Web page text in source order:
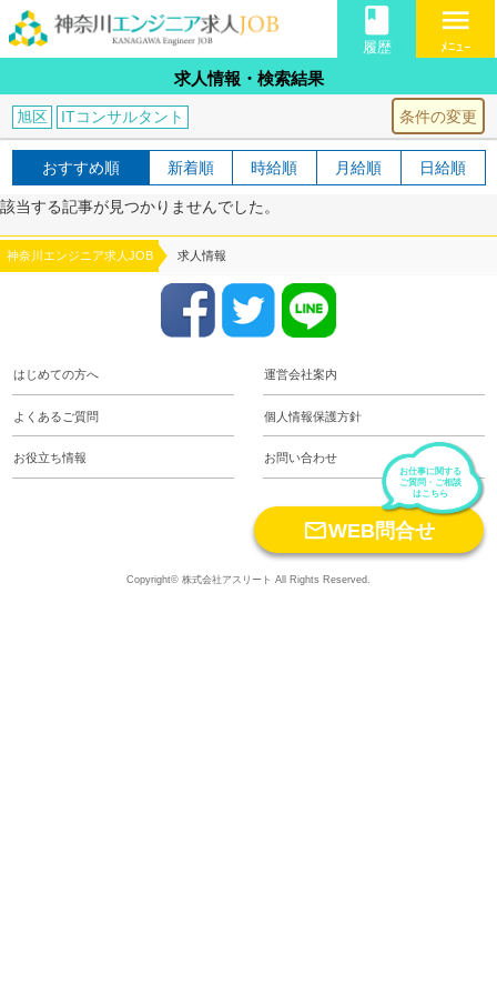
book
履歴
menu
ﾒﾆｭｰ
求人情報・検索結果
条件の変更
旭区 ITコンサルタント
おすすめ順 新着順 時給順 月給順 日給順
該当する記事が見つかりませんでした。
神奈川エンジニア求人JOB 求人情報
はじめての方へ 運営会社案内
よくあるご質問 個人情報保護方針
お役立ち情報 お問い合わせ
お仕事に関する
ご質問・ご相談
はこちら
WEB問合せ
Copyright© 株式会社アスリート All Rights Reserved.